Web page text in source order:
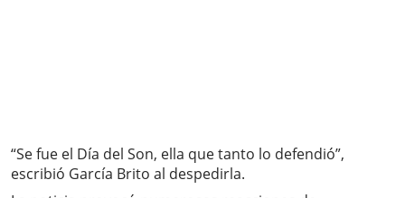
“Se fue el Día del Son, ella que tanto lo defendió”,
escribió García Brito al despedirla.